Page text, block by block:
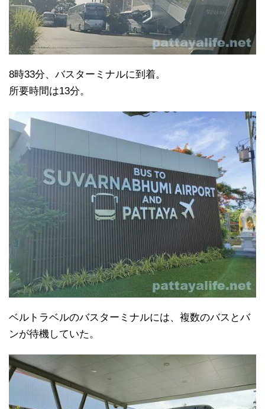
8時33分、バスターミナルに到着。
所要時間は13分。
ベルトラベルのバスターミナルには、複数のバスとバ
ンが待機していた。